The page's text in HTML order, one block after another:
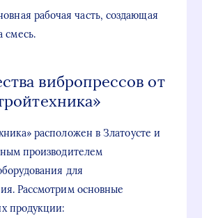
рабочая часть, создающая
смесь.
вибропрессов от
расположен в Златоусте и
производителем
для
Рассмотрим основные
продукции: